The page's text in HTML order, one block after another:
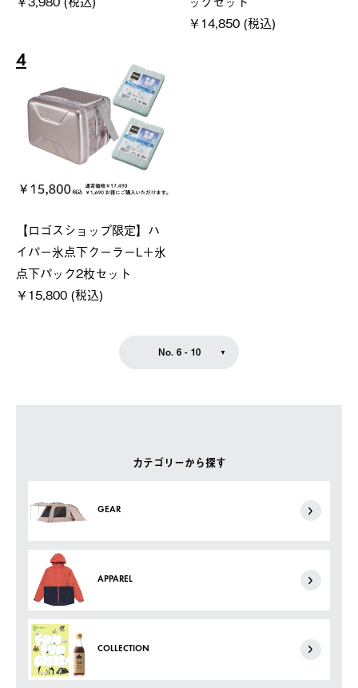
カテゴリーから探す
GEAR
APPAREL
COLLECTION
￥14,850 (税込)
4
【ロゴスショップ限定】ハ
イパー氷点下クーラーL＋氷
点下パック2枚セット
￥15,800 (税込)
No. 6 - 10